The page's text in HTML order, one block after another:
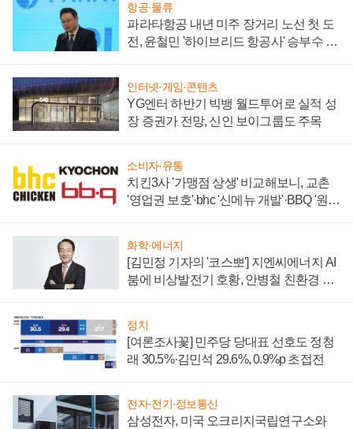
항공·물류
파라타항공 내년 미주 장거리 노선 첫 도
전, 윤철민 '하이브리드 항공사' 승부수 통
인터넷·게임·콘텐츠
YG엔터 하반기 빅뱅 월드투어로 실적 성
장 증권가 전망, 신인 보이그룹도 주목
소비자·유통
치킨3사 '가맹점 상생' 비교해보니, 교촌
'영업권 보호'·bhc '신메뉴 개발'·BBQ '원가
화학·에너지
[김민정 기자의 '코스뽀'] 지엔씨에너지 AI
붐에 비상발전기 호황, 안병철 친환경 에
정치
[여론조사꽃] 민주당 당대표 선호도 정청
래 30.5%·김민석 29.6%, 0.9%p 초접전
전자·전기·정보통신
삼성전자, 미국 오크리지국립연구소와